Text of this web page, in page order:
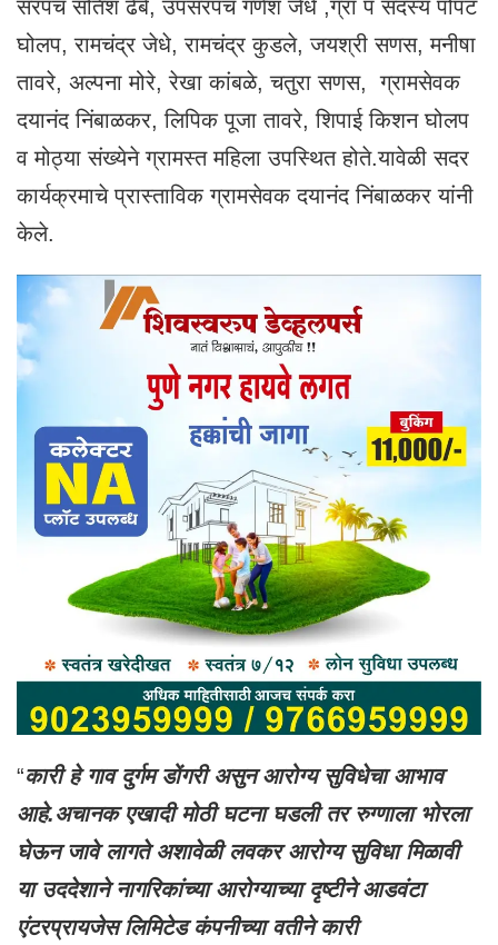
सरपंच सतिश ढेबे, उपसरपंच गणेश जेधे ,ग्रा प सदस्य पोपट
घोलप, रामचंद्र जेधे, रामचंद्र कुडले, जयश्री सणस, मनीषा
तावरे, अल्पना मोरे, रेखा कांबळे, चतुरा सणस, ग्रामसेवक
दयानंद निंबाळकर, लिपिक पूजा तावरे, शिपाई किशन घोलप
व मोठ्या संख्येने ग्रामस्त महिला उपस्थित होते.यावेळी सदर
कार्यक्रमाचे प्रास्ताविक ग्रामसेवक दयानंद निंबाळकर यांनी
केले.
“कारी हे गाव दुर्गम डोंगरी असुन आरोग्य सुविधेचा आभाव
आहे.अचानक एखादी मोठी घटना घडली तर रुग्णाला भोरला
घेऊन जावे लागते अशावेळी लवकर आरोग्य सुविधा मिळावी
या उददेशाने नागरिकांच्या आरोग्याच्या दृष्टीने आडवंटा
एंटरप्रायजेस लिमिटेड कंपनीच्या वतीने कारी